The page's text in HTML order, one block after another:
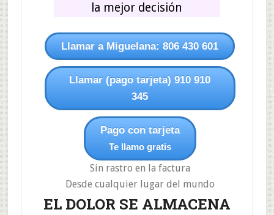
la mejor decisión
Llamar a Miguelana: 806 430 601
Llamar (pago tarjeta) 910 910
345
Pago con tarjeta
Te llamo gratis
Sin rastro en la factura
Desde cualquier lugar del mundo
EL DOLOR SE ALMACENA